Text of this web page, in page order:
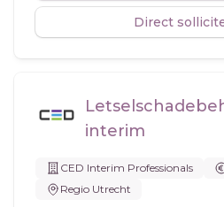
Direct
interim
CED Interim Professionals
Regio Utrecht